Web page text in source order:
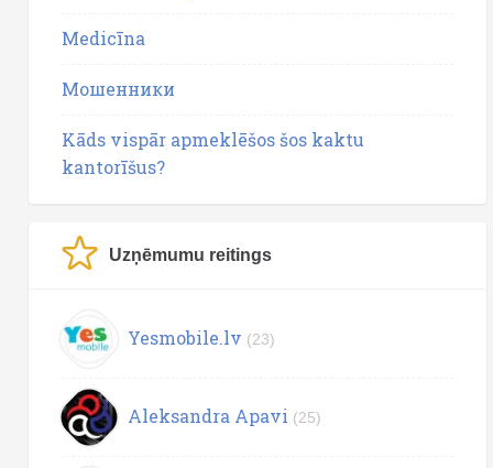
Medicīna
Мошенники
Kāds vispār apmeklēšos šos kaktu
kantorīšus?
Uzņēmumu reitings
Yesmobile.lv (23)
Aleksandra Apavi (25)